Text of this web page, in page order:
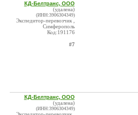
КД-Белтранс, ООО
(удалена)
(ИНН:3906304349)
Экспедитор-перевозчик ,
Симферополь
Код:191176
#7
КД-Белтранс, ООО
(удалена)
(ИНН:3906304349)